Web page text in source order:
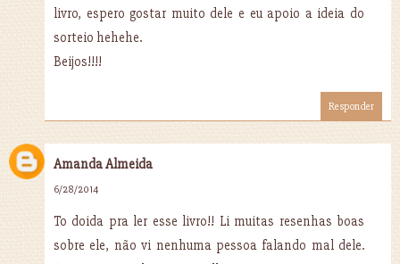
livro, espero gostar muito dele e eu apoio a ideia do
sorteio hehehe.
Beijos!!!!
Responder
Amanda Almeida
6/28/2014
To doida pra ler esse livro!! Li muitas resenhas boas
sobre ele, não vi nenhuma pessoa falando mal dele.